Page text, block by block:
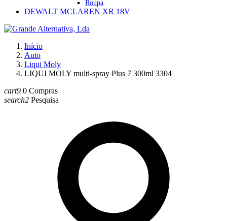
Roupa
DEWALT MCLAREN XR 18V
Início
Auto
Liqui Moly
LIQUI MOLY multi-spray Plus 7 300ml 3304
cart9 0 Compras
search2 Pesquisa